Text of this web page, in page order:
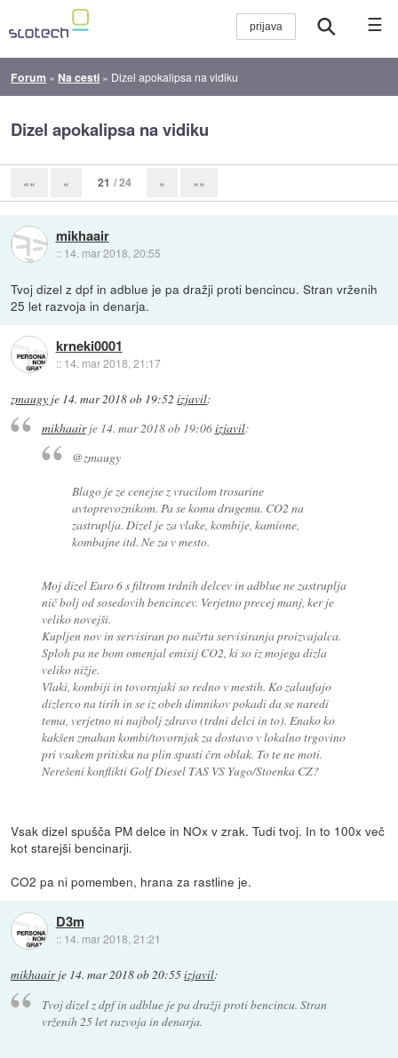
☰
Forum » Na cesti » Dizel apokalipsa na vidiku
Dizel apokalipsa na vidiku
«« « 21 / 24 » »»
mikhaair
:: 14. mar 2018, 20:55
Tvoj dizel z dpf in adblue je pa dražji proti bencincu. Stran vrženih
25 let razvoja in denarja.
krneki0001
:: 14. mar 2018, 21:17
zmaugy je 14. mar 2018 ob 19:52 izjavil:
mikhaairje 14. mar 2018 ob 19:06izjavil:
@zmaugy
Blago je ze cenejse z vracilom trosarine
avtoprevoznikom. Pa se komu drugemu. CO2 na
zastruplja. Dizel je za vlake, kombije, kamione,
kombajne itd. Ne za v mesto.
Moj dizel Euro 6 s filtrom trdnih delcev in adblue ne zastruplja
nič bolj od sosedovih bencincev. Verjetno precej manj, ker je
veliko novejši.
Kupljen nov in servisiran po načrtu servisiranja proizvajalca.
Sploh pa ne bom omenjal emisij CO2, ki so iz mojega dizla
veliko nižje.
Vlaki, kombiji in tovornjaki so redno v mestih. Ko zalaufajo
dizlerco na tirih in se iz obeh dimnikov pokadi da se naredi
tema, verjetno ni najbolj zdravo (trdni delci in to). Enako ko
kakšen zmahan kombi/tovornjak za dostavo v lokalno trgovino
pri vsakem pritisku na plin spusti črn oblak. To te ne moti.
Nerešeni konflikti Golf Diesel TAS VS Yugo/Stoenka CZ?
Vsak dizel spušča PM delce in NOx v zrak. Tudi tvoj. In to 100x več
kot starejši bencinarji.
CO2 pa ni pomemben, hrana za rastline je.
D3m
:: 14. mar 2018, 21:21
mikhaairje 14. mar 2018 ob 20:55izjavil:
Tvoj dizel z dpf in adblue je pa dražji proti bencincu. Stran
vrženih 25 let razvoja in denarja.